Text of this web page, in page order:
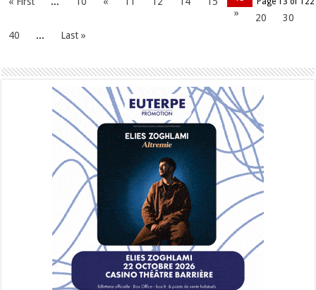
»
20
30
40
... Last »